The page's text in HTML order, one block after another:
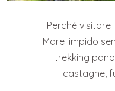
Perché visitare
Mare limpido
trekking
castagne,